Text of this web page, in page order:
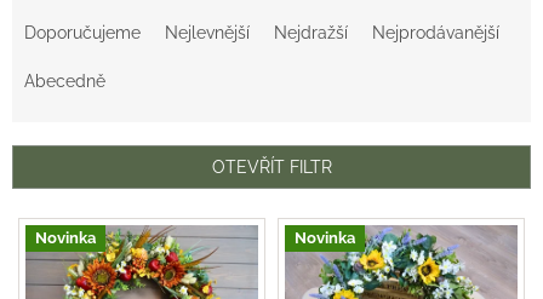
e
r
o
Doporučujeme Nejlevnější Nejdražší Nejprodávanější
Abecedně
OTEVŘÍT FILTR
V Novinka Novinka